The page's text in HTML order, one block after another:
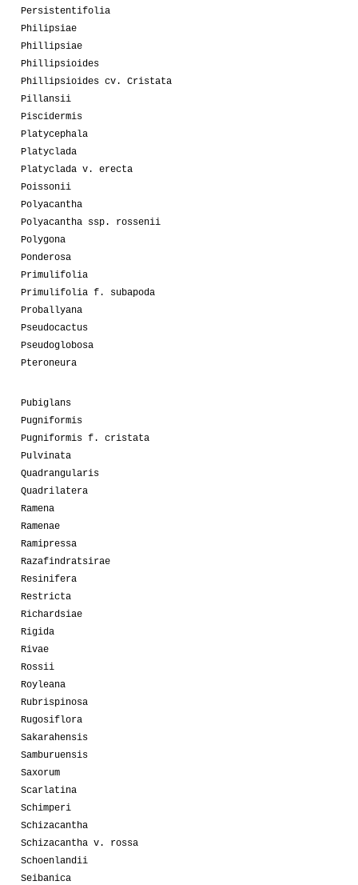
Persistentifolia
Philipsiae
Phillipsiae
Phillipsioides
Phillipsioides cv. Cristata
Pillansii
Piscidermis
Platycephala
Platyclada
Platyclada v. erecta
Poissonii
Polyacantha
Polyacantha ssp. rossenii
Polygona
Ponderosa
Primulifolia
Primulifolia f. subapoda
Proballyana
Pseudocactus
Pseudoglobosa
Pteroneura
Pubiglans
Pugniformis
Pugniformis f. cristata
Pulvinata
Quadrangularis
Quadrilatera
Ramena
Ramenae
Ramipressa
Razafindratsirae
Resinifera
Restricta
Richardsiae
Rigida
Rivae
Rossii
Royleana
Rubrispinosa
Rugosiflora
Sakarahensis
Samburuensis
Saxorum
Scarlatina
Schimperi
Schizacantha
Schizacantha v. rossa
Schoenlandii
Seibanica